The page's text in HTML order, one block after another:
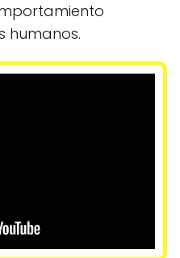
humanos.